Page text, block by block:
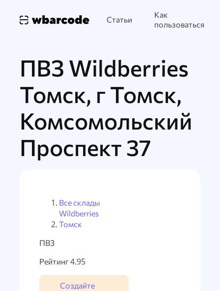
Статьи
Как
пользоваться
ПВЗ Wildberries
Томск, г Томск,
Комсомольский
Проспект 37
Все склады
Wildberries
Томск
ПВЗ
Рейтинг 4.95
Создайте